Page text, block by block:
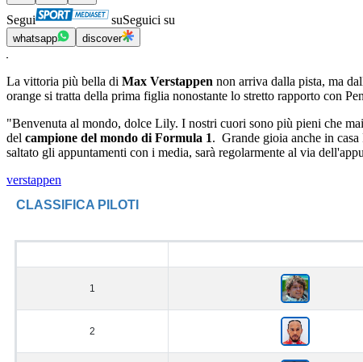
Segui suSeguici su
whatsapp discover
La vittoria più bella di Max Verstappen non arriva dalla pista, ma
orange si tratta della prima figlia nonostante lo stretto rapporto con
"Benvenuta al mondo, dolce Lily. I nostri cuori sono più pieni che
del campione del mondo di Formula 1. Grande gioia anche in
saltato gli appuntamenti con i media, sarà regolarmente al via
verstappen